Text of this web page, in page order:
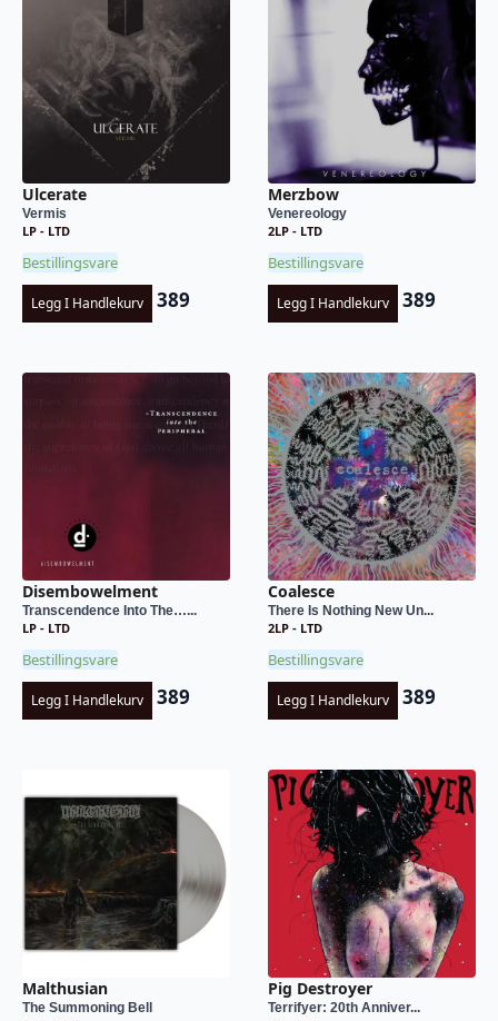
Ulcerate
Vermis
LP - LTD
Bestillingsvare
Legg I Handlekurv 389
Merzbow
Venereology
2LP - LTD
Bestillingsvare
Legg I Handlekurv 389
Disembowelment
Transcendence Into The…...
LP - LTD
Bestillingsvare
Legg I Handlekurv 389
Coalesce
There Is Nothing New Un...
2LP - LTD
Bestillingsvare
Legg I Handlekurv 389
Malthusian
The Summoning Bell
Pig Destroyer
Terrifyer: 20th Anniver...